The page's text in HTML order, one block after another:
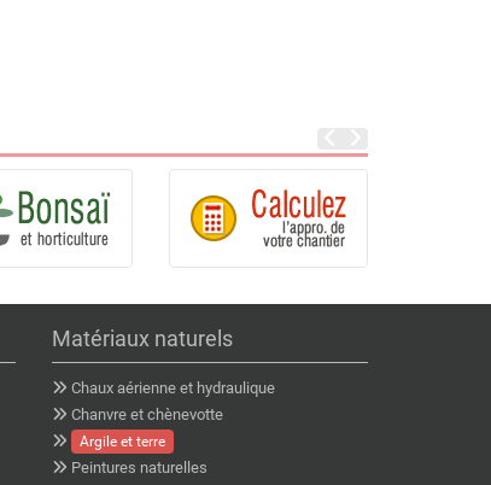
Matériaux naturels
Chaux aérienne et hydraulique
Chanvre et chènevotte
Argile et terre
Peintures naturelles